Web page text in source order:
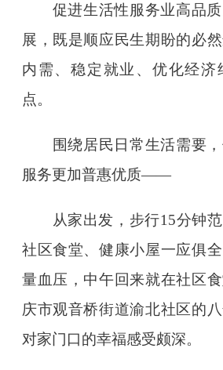
促进生活性服务业高品质
展，既是顺应民生期盼的必
内需、稳定就业、优化经济
点。
围绕居民日常生活需要，
服务更加普惠优质——
从家出发，步行15分钟范
社区食堂、健康小屋一应俱
量血压，中午回来就在社区
庆市观音桥街道渝北社区的
对家门口的幸福感受颇深。